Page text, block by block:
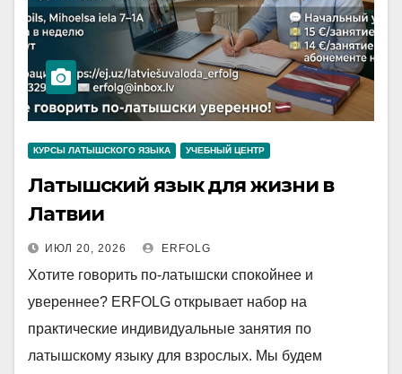
КУРСЫ ЛАТЫШСКОГО ЯЗЫКА УЧЕБНЫЙ ЦЕНТР
Латышский язык для жизни в
Латвии
ИЮЛ 20, 2026 ERFOLG
Хотите говорить по-латышски спокойнее и
увереннее? ERFOLG открывает набор на
практические индивидуальные занятия по
латышскому языку для взрослых. Мы будем